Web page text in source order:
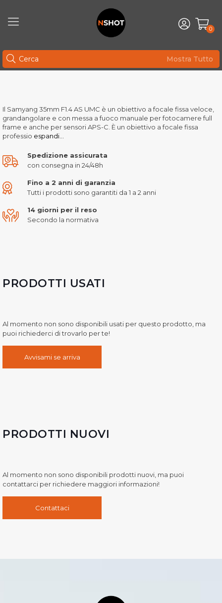
0
Mostra Tutto
Il Samyang 35mm F1.4 AS UMC è un obiettivo a focale fissa veloce,
grandangolare e con messa a fuoco manuale per fotocamere full
frame e anche per sensori APS-C. È un obiettivo a focale fissa
professio espandi...
Spedizione assicurata
con consegna in 24/48h
Fino a 2 anni di garanzia
Tutti i prodotti sono garantiti da 1 a 2 anni
14 giorni per il reso
Secondo la normativa
PRODOTTI USATI
Al momento non sono disponibili usati per questo prodotto, ma
puoi richiederci di trovarlo per te!
Avvisami se arriva
PRODOTTI NUOVI
Al momento non sono disponibili prodotti nuovi, ma puoi
contattarci per richiedere maggiori informazioni!
Contattaci